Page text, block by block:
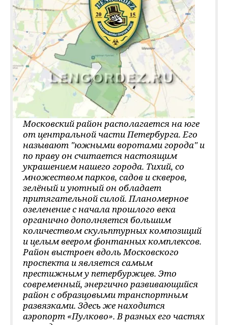
Московский район располагается на юге
от центральной части Петербурга. Его
называют "южными воротами города" и
по праву он считается настоящим
украшением нашего города. Тихий, со
множеством парков, садов и скверов,
зелёный и уютный он обладает
притягательной силой. Планомерное
озеленение с начала прошлого века
органично дополняется большим
количеством скульптурных композиций
и целым веером фонтанных комплексов.
Район выстроен вдоль Московского
проспекта и является самым
престижным у петербуржцев. Это
современный, энергично развивающийся
район с образцовыми транспортным
развязками. Здесь же находится
аэропорт «Пулково». В разных его частях